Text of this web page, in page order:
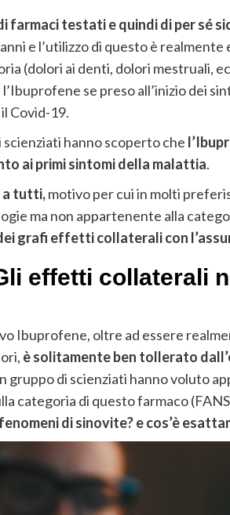
farmaci testati e quindi di per sé
e l’utilizzo di questo è
(dolori ai denti, dolori mestruali,
se preso all’inizio dei
Covid-19.
hanno scoperto che
ai primi sintomi della malattia.
a tutti,motivo per cui in molti
ma non appartenente alla
grafi effetti collaterali con
effetti collaterali
Ibuprofene, oltre ad essere
è solitamente ben tollerato
gruppo di scienziati hanno voluto
categoria di questo farmaco
di sinovite? e cos’è